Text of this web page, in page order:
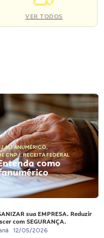
VER TODOS
ALFANUMÉRICO,
CNPJ,RECEITA FEDERAL
como
sua EMPRESA. Reduzir
com SEGURANÇA.
12/05/2026